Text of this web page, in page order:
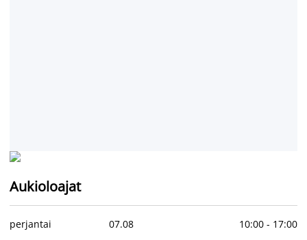
Aukioloajat
perjantai 07.08 10:00- 17:00